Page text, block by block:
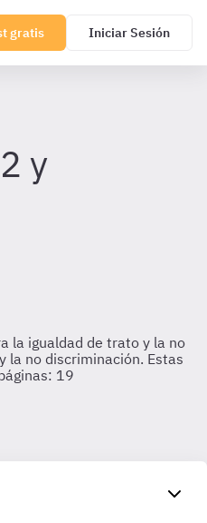
gratis Iniciar Sesión
y
la igualdad de trato y la no
la no discriminación. Estas
19